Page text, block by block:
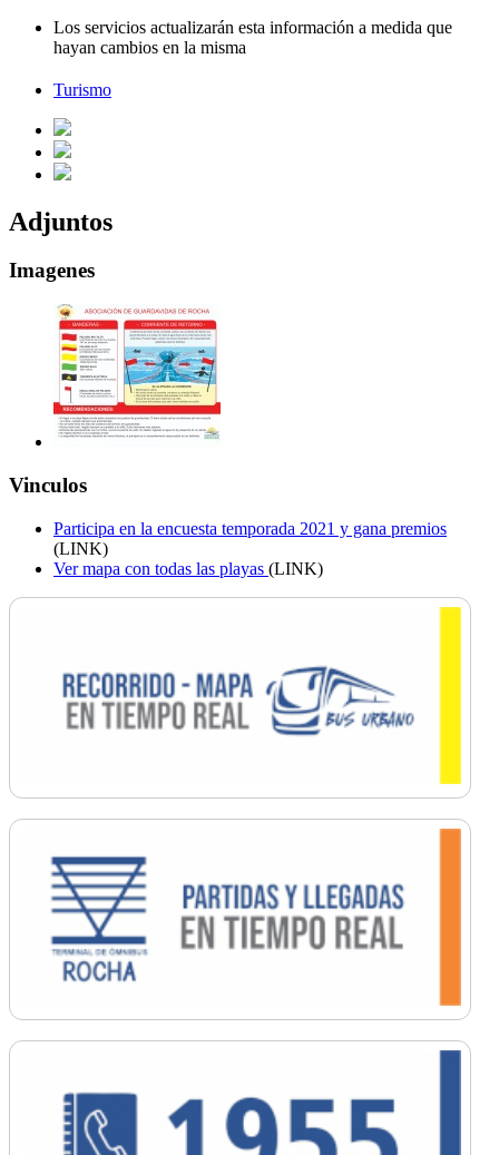
Los servicios actualizarán esta información a medida que
hayan cambios en la misma
Turismo
Adjuntos
Imagenes
Vinculos
Participa en la encuesta temporada 2021 y gana premios
(LINK)
Ver mapa con todas las playas (LINK)